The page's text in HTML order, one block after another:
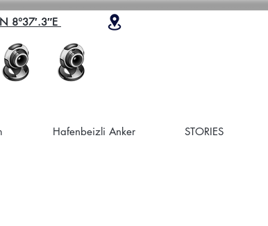
8°37′.3″E
Hafenbeizli Anker STORIES